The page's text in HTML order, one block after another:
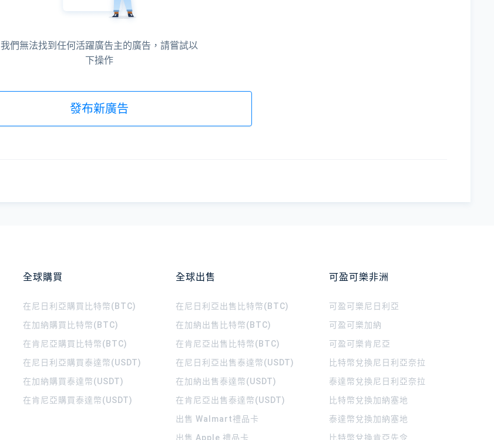
我們無法找到任何活躍廣告主的廣告，請嘗試以
下操作
發布新廣告
全球購買
在尼日利亞購買比特幣(BTC)
在加納購買比特幣(BTC)
在肯尼亞購買比特幣(BTC)
在尼日利亞購買泰達幣(USDT)
在加納購買泰達幣(USDT)
在肯尼亞購買泰達幣(USDT)
全球出售
在尼日利亞出售比特幣(BTC)
在加納出售比特幣(BTC)
在肯尼亞出售比特幣(BTC)
在尼日利亞出售泰達幣(USDT)
在加納出售泰達幣(USDT)
在肯尼亞出售泰達幣(USDT)
出售 Walmart禮品卡
出售 Apple 禮品卡
可盈可樂非洲
可盈可樂 尼日利亞
可盈可樂加納
可盈可樂肯尼亞
比特幣兌換尼日利亞奈拉
泰達幣兌換尼日利亞奈拉
比特幣兌換加納塞地
泰達幣兌換加納塞地
比特幣兌換肯亞先令